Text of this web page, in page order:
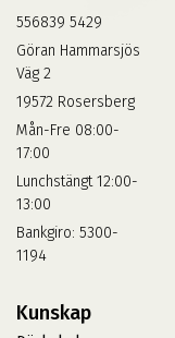
556839 5429
Göran Hammarsjös
Väg 2
19572 Rosersberg
Mån-Fre 08:00-
17:00
Lunchstängt 12:00-
13:00
Bankgiro: 5300-
1194
Kunskap